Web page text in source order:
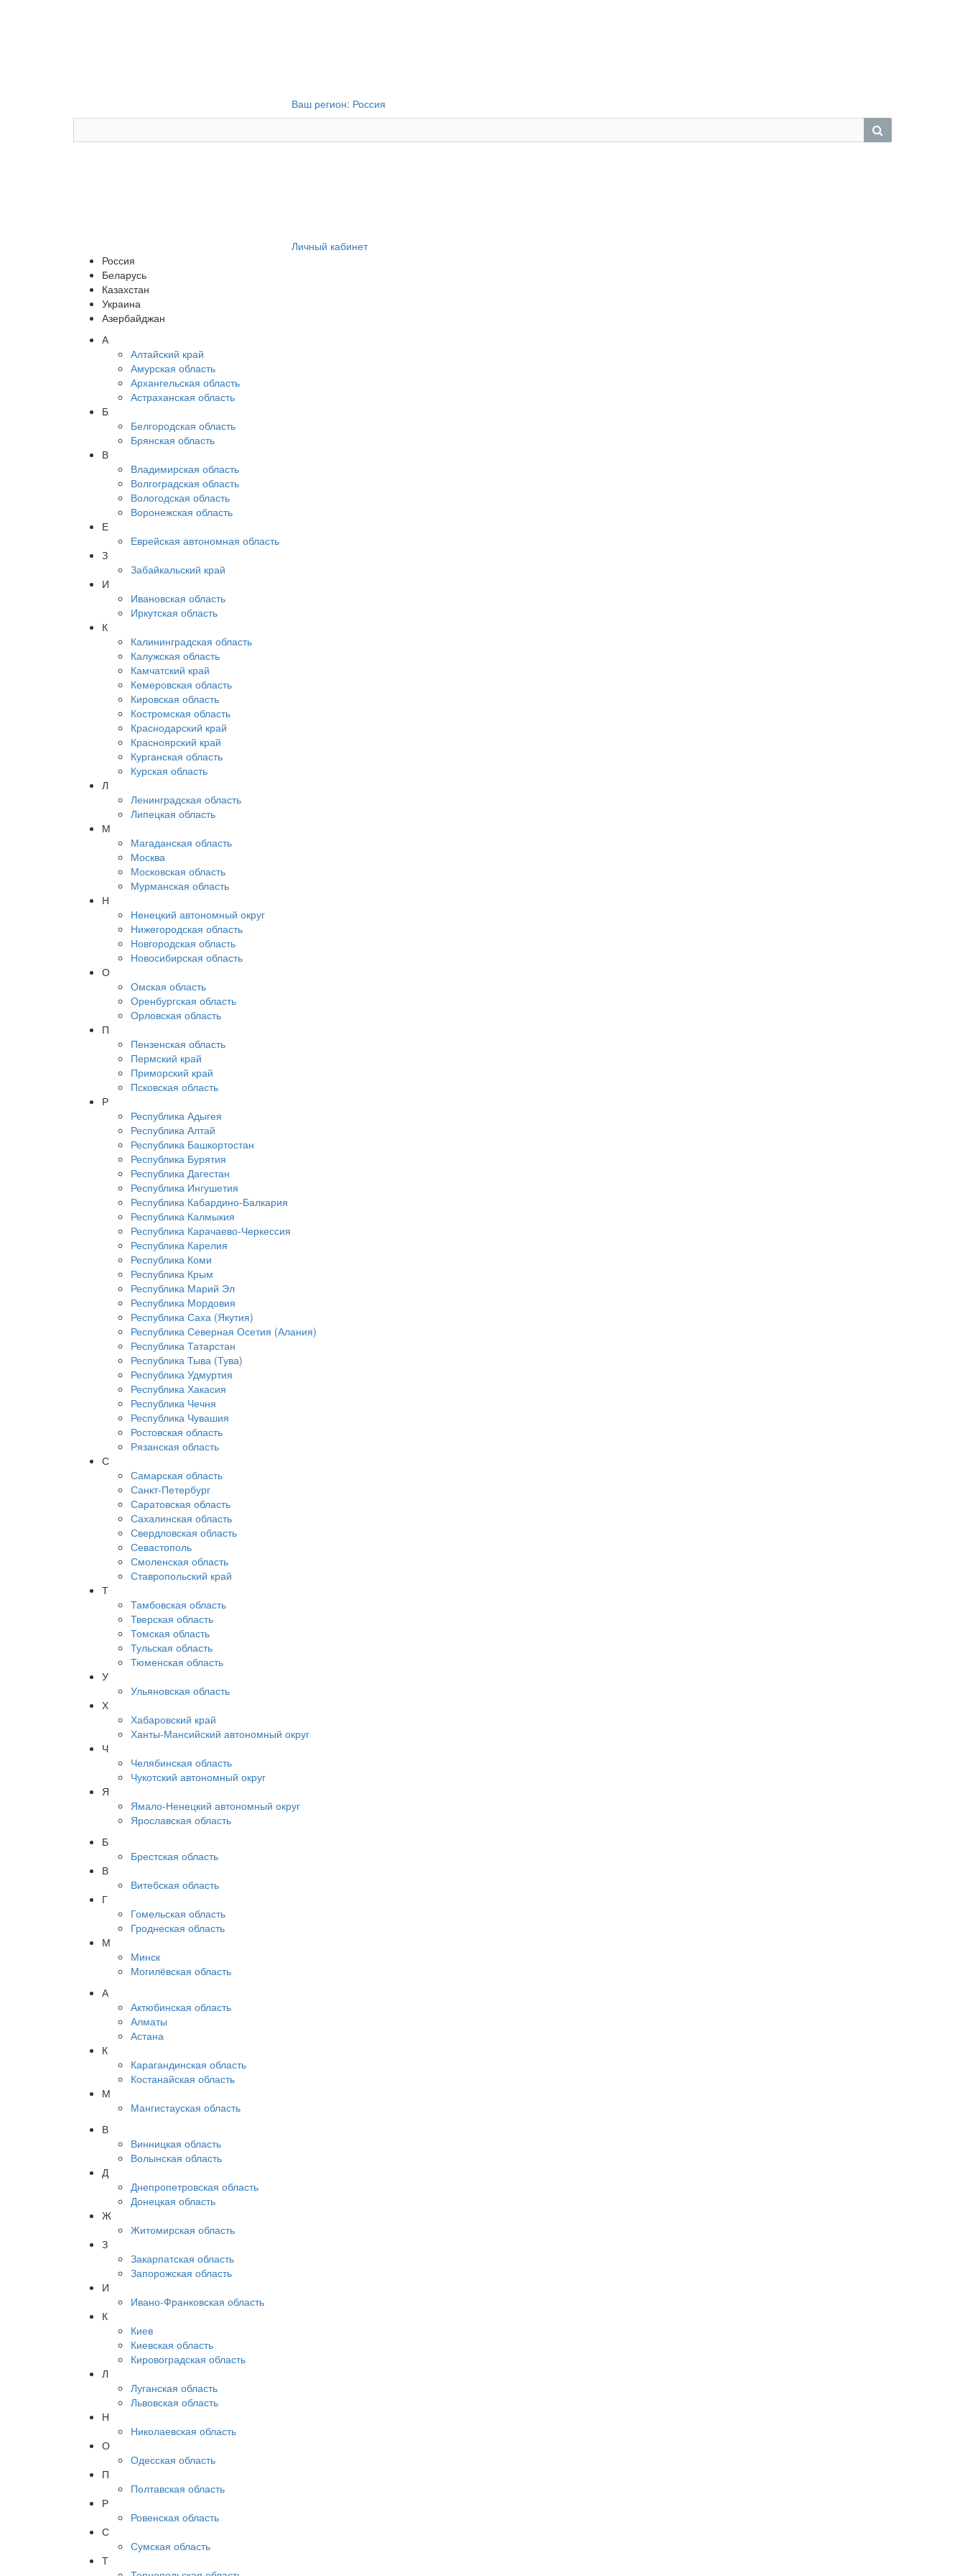
Ваш регион: Россия
Личный кабинет
Россия
Беларусь
Казахстан
Украина
Азербайджан
А
Алтайский край
Амурская область
Архангельская область
Астраханская область
Б
Белгородская область
Брянская область
В
Владимирская область
Волгоградская область
Вологодская область
Воронежская область
Е
Еврейская автономная область
З
Забайкальский край
И
Ивановская область
Иркутская область
К
Калининградская область
Калужская область
Камчатский край
Кемеровская область
Кировская область
Костромская область
Краснодарский край
Красноярский край
Курганская область
Курская область
Л
Ленинградская область
Липецкая область
М
Магаданская область
Москва
Московская область
Мурманская область
Н
Ненецкий автономный округ
Нижегородская область
Новгородская область
Новосибирская область
О
Омская область
Оренбургская область
Орловская область
П
Пензенская область
Пермский край
Приморский край
Псковская область
Р
Республика Адыгея
Республика Алтай
Республика Башкортостан
Республика Бурятия
Республика Дагестан
Республика Ингушетия
Республика Кабардино-Балкария
Республика Калмыкия
Республика Карачаево-Черкессия
Республика Карелия
Республика Коми
Республика Крым
Республика Марий Эл
Республика Мордовия
Республика Саха (Якутия)
Республика Северная Осетия (Алания)
Республика Татарстан
Республика Тыва (Тува)
Республика Удмуртия
Республика Хакасия
Республика Чечня
Республика Чувашия
Ростовская область
Рязанская область
С
Самарская область
Санкт-Петербург
Саратовская область
Сахалинская область
Свердловская область
Севастополь
Смоленская область
Ставропольский край
Т
Тамбовская область
Тверская область
Томская область
Тульская область
Тюменская область
У
Ульяновская область
Х
Хабаровский край
Ханты-Мансийский автономный округ
Ч
Челябинская область
Чукотский автономный округ
Я
Ямало-Ненецкий автономный округ
Ярославская область
Б
Брестская область
В
Витебская область
Г
Гомельская область
Гроднеская область
М
Минск
Могилёвская область
А
Актюбинская область
Алматы
Астана
К
Карагандинская область
Костанайская область
М
Мангистауская область
В
Винницкая область
Волынская область
Д
Днепропетровская область
Донецкая область
Ж
Житомирская область
З
Закарпатская область
Запорожская область
И
Ивано-Франковская область
К
Киев
Киевская область
Кировоградская область
Л
Луганская область
Львовская область
Н
Николаевская область
О
Одесская область
П
Полтавская область
Р
Ровенская область
С
Сумская область
Т